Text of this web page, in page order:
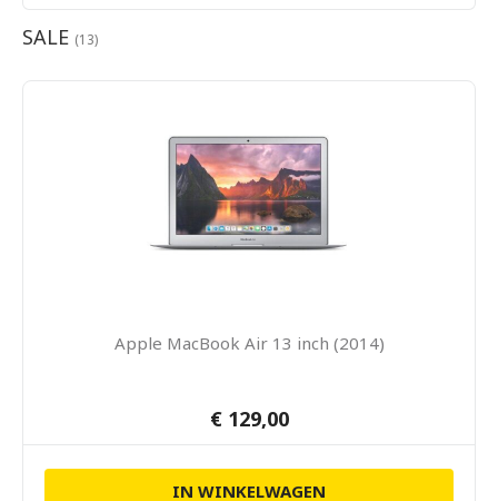
SALE (13)
Apple MacBook Air 13 inch (2014)
€ 129,00
IN WINKELWAGEN